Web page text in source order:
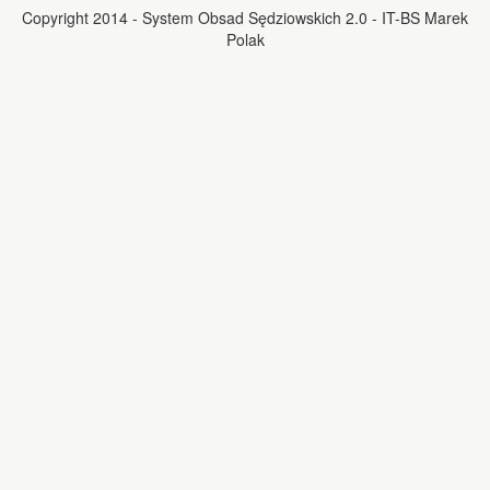
Copyright 2014 - System Obsad Sędziowskich 2.0 - IT-BS Marek
Polak